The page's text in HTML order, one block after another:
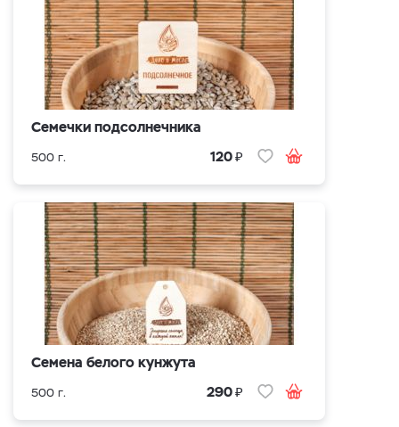
Семечки подсолнечника
500 г. 120₽
Семена белого кунжута
500 г. 290₽